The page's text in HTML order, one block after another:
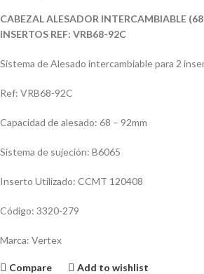
CABEZAL ALESADOR INTERCAMBIABLE
INSERTOS REF: VRB68-92C
Sistema de Alesado intercambiable para 2
Ref: VRB68-92C
Capacidad de alesado: 68 – 92mm
Sistema de sujeción: B6065
Inserto Utilizado: CCMT 120408
Código: 3320-279
Marca: Vertex
Compare Add to wishlist